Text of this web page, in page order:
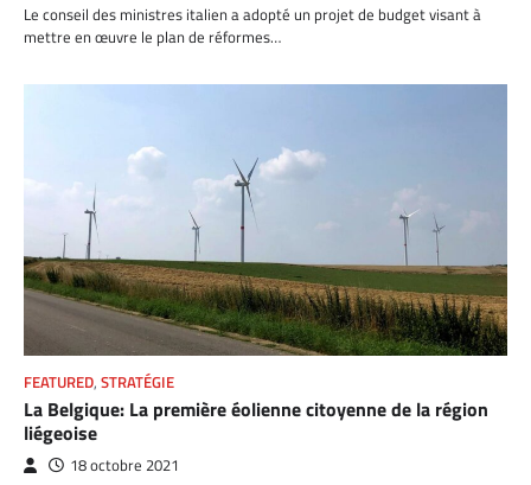
Le conseil des ministres italien a adopté un projet de budget visant à
mettre en œuvre le plan de réformes…
FEATURED, STRATÉGIE
La Belgique: La première éolienne citoyenne de la région
liégeoise
18 octobre 2021